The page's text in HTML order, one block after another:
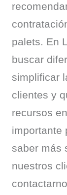
palets. En
buscar
simplificar
clientes y
recursos
importante
saber más
nuestros